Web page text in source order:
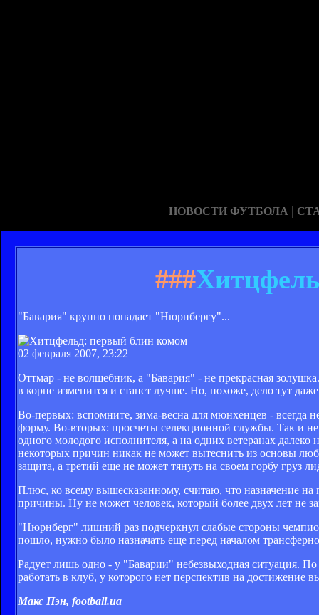
НОВОСТИ ФУТБОЛА |
###
"Бавария" крупно попадает "Нюрнбергу"...
02 февраля 2007, 23:22
Оттмар - не волшебник, а "Бавария" - не прекрасная
в корне изменится и станет лучше. Но, похоже, дело тут
Во-первых: вспомните, зима-весна для мюнхенцев - всегда
форму. Во-вторых: просчеты селекционной службы. Так и
одного молодого исполнителя, а на одних ветеранах
некоторых причин никак не может вытеснить из основы
защита, а третий еще не может тянуть на своем горбу груз
Плюс, ко всему вышесказанному, считаю, что назначение
причины. Ну не может человек, который более двух лет не
"Нюрнберг" лишний раз подчеркнул слабые стороны
пошло, нужно было назначать еще перед началом
Радует лишь одно - у "Баварии" небезвыходная ситуация.
работать в клуб, у которого нет перспектив на достижение
Макс Пэн, football.ua